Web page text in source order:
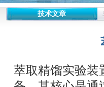
技术文章
萃取精馏实验装